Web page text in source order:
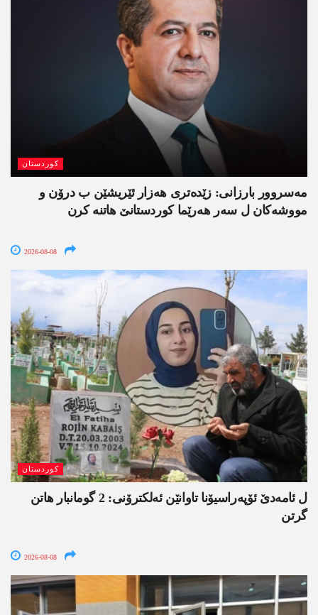
کوردستان
مەسروور بارزانی: زێدەتری ھەزار ئێریشێن ب درۆن و
مووشەکان ل سەر ھەرێما کوردستانێ ھاتنە کرن
2026-08-08
کوردستان
ل ئامەدێ ئۆپەراسیۆنا تاوانێن ئەلکترۆنی: 2 گومانبار ھاتن
گرتن
2026-08-08